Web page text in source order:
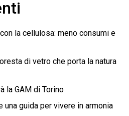
la cellulosa: meno consumi e
di vetro che porta la natura
la GAM di Torino
una guida per vivere in armonia